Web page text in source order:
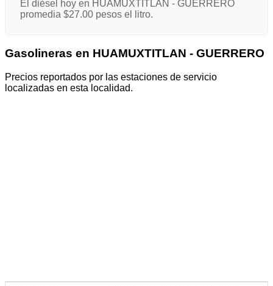
El diésel hoy en HUAMUXTITLAN - GUERRERO
promedia $27.00 pesos el litro.
Gasolineras en HUAMUXTITLAN - GUERRERO
Precios reportados por las estaciones de servicio
localizadas en esta localidad.